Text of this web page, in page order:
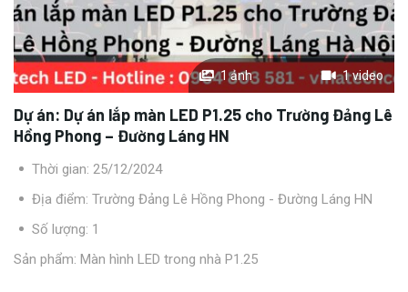
Màn hình không chống nước nên cần lắp đặt và bảo quản
kỹ
Màn hình tuy có độ sáng cao nhưng ánh sáng mặt trời
chiếu vào sẽ rất khó nhìn thấy hình.
Màn hình chỉ được sử dụng trong nhà
Một số hình ảnh thi công lắp đặt màn hình LED
P2
1 ảnh 1 video
Dự án: Dự án lắp màn LED P1.25 cho Trường Đảng Lê
Hồng Phong – Đường Láng HN
Thời gian: 25/12/2024
Địa điểm: Trường Đảng Lê Hồng Phong - Đường Láng HN
Số lượng: 1
Sản phẩm: Màn hình LED trong nhà P1.25